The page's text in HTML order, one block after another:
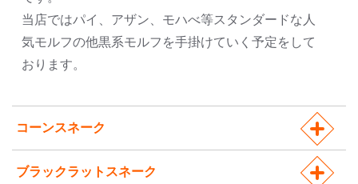
当店ではパイ、アザン、モハべ等スタンダードな人
気モルフの他黒系モルフを手掛けていく予定をして
おります。
コーンスネーク
ブラックラットスネーク